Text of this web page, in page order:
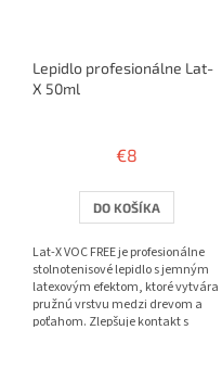
Lepidlo profesionálne Lat-
X 50ml
produktu
4,0
z
hviezdičiek.
€8
DO KOŠÍKA
Lat-X VOC FREE je profesionálne
stolnotenisové lepidlo s jemným
latexovým efektom, ktoré vytvára
pružnú vrstvu medzi drevom a
poťahom. Zlepšuje kontakt s